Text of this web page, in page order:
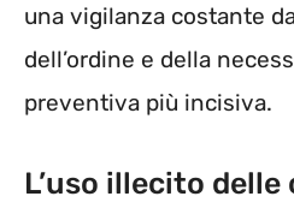
una vigilanza costante
dell’ordine e della
preventiva più incisiva.
L’uso illecito